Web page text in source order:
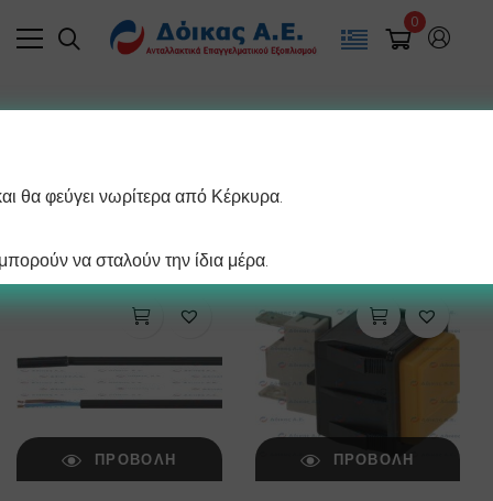
0
ΠΡΟΒΟΛΉ ΠΡΟΒΟΛΉ
θα φεύγει νωρίτερα από Κέρκυρα.
να σταλούν την ίδια μέρα.